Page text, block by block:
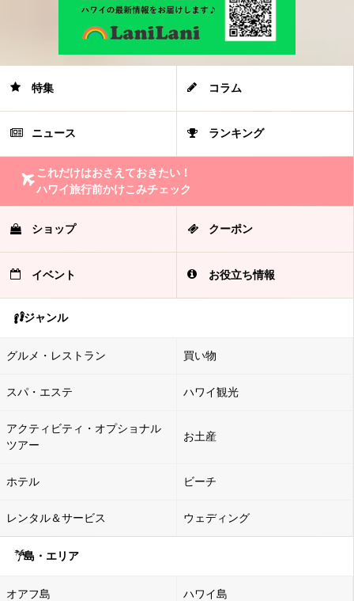
特集 コラム
ニュース ランキング
これだけはおさえておきたい！
ハワイ旅行前かけこみチェック
ショップ クーポン
イベント お役立ち情報
ジャンル
グルメ・レストラン 買い物
スパ・エステ ハワイ観光
アクティビティ・オプショナル
ツアー
お土産
ホテル ビーチ
レンタル＆サービス ウェディング
島・エリア
オアフ島 ハワイ島